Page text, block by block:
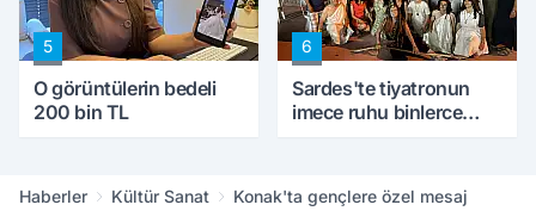
5
O görüntülerin bedeli
200 bin TL
6
Sardes'te tiyatronun
imece ruhu binlerce
Haberler Kültür Sanat Konak'ta gençlere özel mesaj